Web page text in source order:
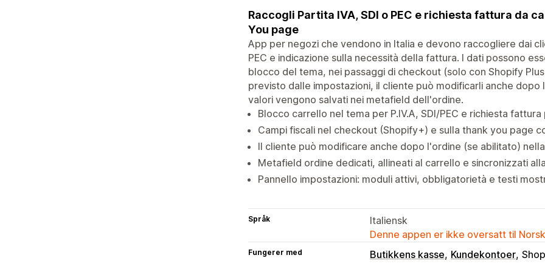
Raccogli Partita IVA, SDI o PEC e richiesta fattura da
You page
App per negozi che vendono in Italia e devono raccogliere dai
PEC e indicazione sulla necessità della fattura. I dati possono
blocco del tema, nei passaggi di checkout (solo con Shopify
previsto dalle impostazioni, il cliente può modificarli anche
valori vengono salvati nei metafield dell'ordine.
Blocco carrello nel tema per P.IV.A, SDI/PEC e richiesta
Campi fiscali nel checkout (Shopify+) e sulla thank you page
Il cliente può modificare anche dopo l'ordine (se abilitato)
Metafield ordine dedicati, allineati al carrello e sincronizzati
Pannello impostazioni: moduli attivi, obbligatorietà e testi
Språk
Italiensk
Denne appen er ikke oversatt til
Fungerer med Butikkens kasse Kundekontoer